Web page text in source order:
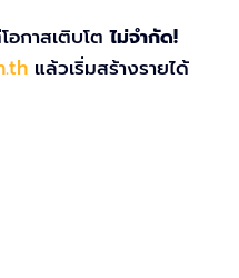
อกาสเติบโตไม่จำกัด!
แล้วเริ่มสร้างรายได้